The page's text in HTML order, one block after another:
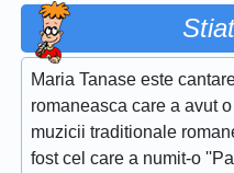
Maria Tanase este
romaneasca care a avut
muzicii traditionale
fost cel care a numit-o